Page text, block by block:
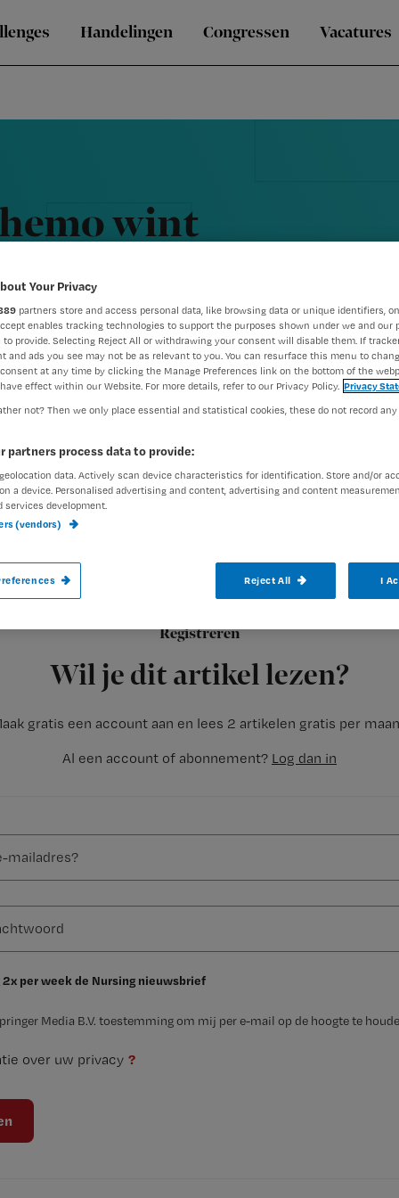
Handelingen Congressen Vacatures
wint
Registreren
Wil je dit artikel lezen?
gratis een account aan en lees 2 artikelen gratis per
Al een account of abonnement? Log dan in
2x per week de Nursing nieuwsbrief
Media B.V. toestemming om mij per e-mail op de hoogte te
over uw privacy ?
ROTTERDAM – De medicatiebox tegen
Gasthuis in Rotterdam heeft de Dick
De medicatiebox is een ondersteuningsmiddel voor
Your Privacy
partners store and access personal data, like browsing data or unique identifiers,
enables tracking technologies to support the purposes shown under we and our
to provide. Selecting Reject All or withdrawing your consent will disable them. If
and ads you see may not be as relevant to you. You can resurface this menu to
at any time by clicking the Manage Preferences link on the bottom of the
effect within our Website. For more details, refer to our Privacy Policy. Privacy
not? Then we only place essential and statistical cookies, these do not record
partners process data to provide:
data. Actively scan device characteristics for identification. Store and/or
a device. Personalised advertising and content, advertising and content
services development.
(vendors)
Reject All I